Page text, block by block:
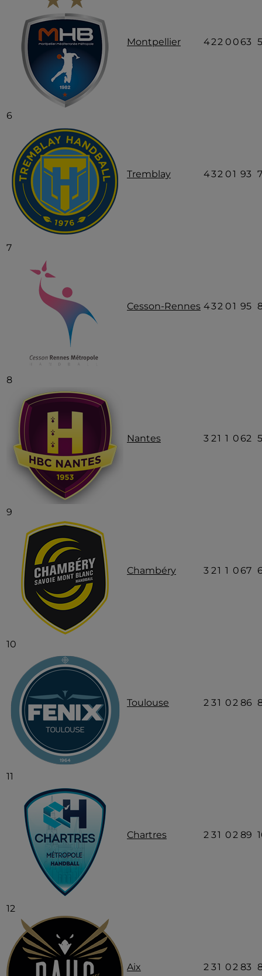
Montpellier 422 0 0 63
6
Tremblay 432 01 93
7
Cesson-Rennes 432 01 95
8
Nantes 3 21 1 0 62
9
Chambéry 3 21 1 0 67
10
Toulouse 2 31 02 86
11
Chartres 2 31 02 89
12
Aix 2 31 02 83